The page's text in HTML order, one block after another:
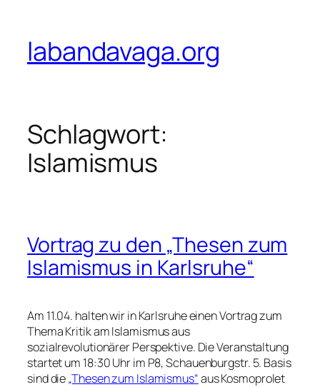
springen
labandavaga.org
Schlagwort:
Islamismus
Vortrag zu den „Thesen zum
Islamismus in Karlsruhe“
Am 11.04. halten wir in Karlsruhe einen Vortrag zum
Thema Kritik am Islamismus aus
sozialrevolutionärer Perspektive. Die Veranstaltung
startet um 18:30 Uhr im P8, Schauenburgstr. 5. Basis
sind die„Thesen zum Islamismus“aus Kosmoprolet